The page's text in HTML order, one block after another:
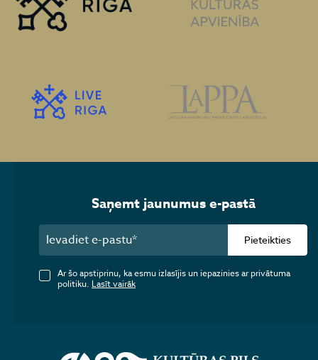
Saņemt jaunumus e-pastā
Pieteikties
Ar šo apstiprinu, ka esmu izlasījis un iepazinies ar privātuma
politiku. Lasīt vairāk